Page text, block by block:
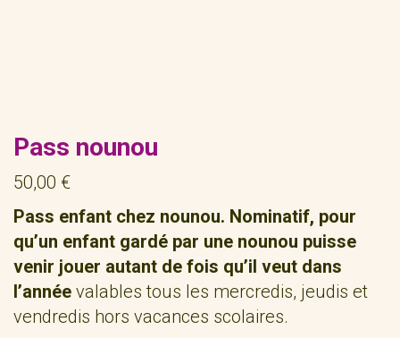
Pass nounou
50,00 €
Pass enfant chez nounou. Nominatif, pour
qu’un enfant gardé par une nounou puisse
venir jouer autant de fois qu’il veut dans
l’année valables tous les mercredis, jeudis et
vendredis hors vacances scolaires.